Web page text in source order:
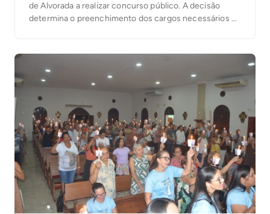
de Alvorada a realizar concurso público. A decisão
determina o preenchimento dos cargos necessários ao
técnicas e operacionais, destinadas exclusivamente a
servidores efetivos. No processo, […]